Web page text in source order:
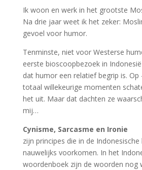
Ik woon en werk in het grootste
Na drie jaar weet ik het zeker:
gevoel voor humor.
Tenminste, niet voor Westerse
eerste bioscoopbezoek in
dat humor een relatief begrip is. Op
totaal willekeurige momenten
het uit. Maar dat dachten ze
mij…
Cynisme, Sarcasme en Ironie
zijn principes die in de
nauwelijks voorkomen. In het
woordenboek zijn de woorden nog